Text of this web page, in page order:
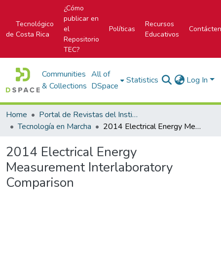
Tecnológico
de Costa Rica
¿Cómo
publicar en
el
Repositorio
TEC?
Políticas
Recursos
Educativos
Communities
& Collections
All of
DSpace
Statistics Log In
Home
Portal de Revistas del Instituto Tecnológico de Costa Rica
Tecnología en Marcha
2014 Electrical Energy Measurement Interlaboratory Comparison
2014 Electrical Energy
Measurement Interlaboratory
Comparison